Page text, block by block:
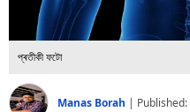
প্ৰতীকী ফটো
Manas Borah | Published: